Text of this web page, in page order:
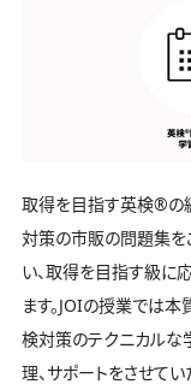
取得を目指す英検®️の
対策の市販の問題集を
い、取得を目指す級に
ます。JOIの授業では
検対策のテクニカルな
理、サポートをさせて